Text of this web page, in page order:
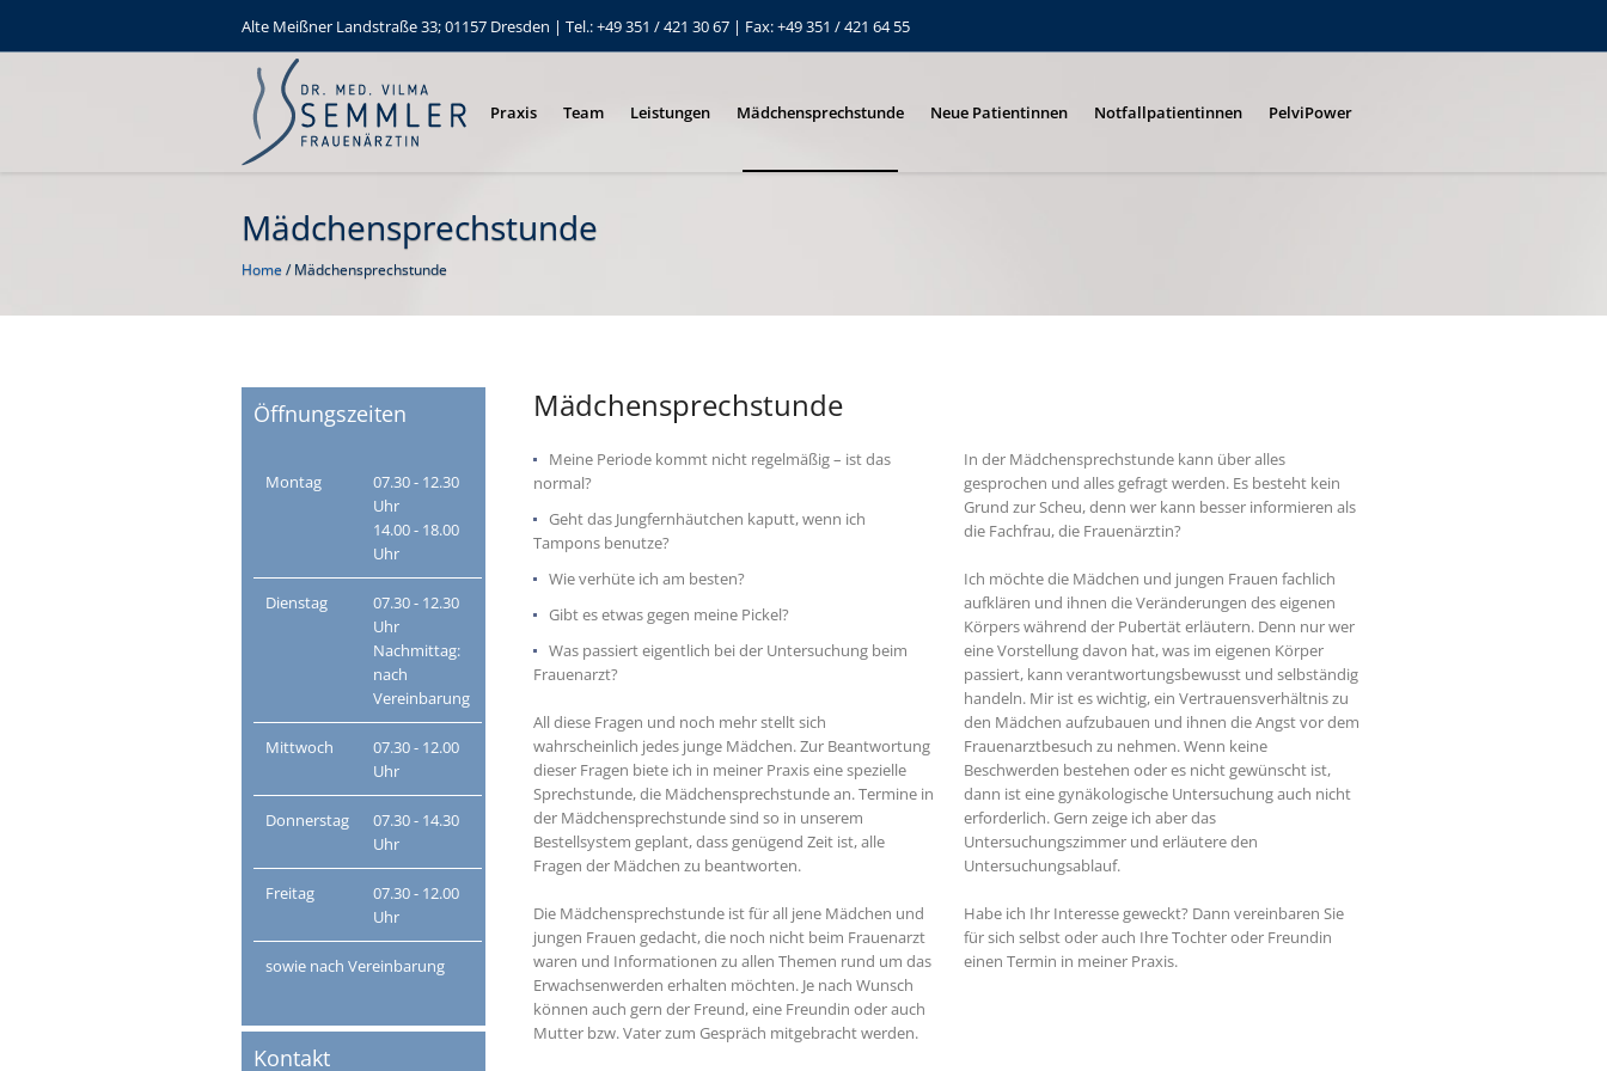
Alte Meißner Landstraße 33; 01157 Dresden | Tel.: +49 351 / 421 30 67 | Fax: +49 351 / 421 64 55
Praxis Team Leistungen Mädchensprechstunde Neue Patientinnen Notfallpatientinnen PelviPower
Mädchensprechstunde
Home/Mädchensprechstunde
Mädchensprechstunde
Meine Periode kommt nicht regelmäßig – ist das
normal?
Geht das Jungfernhäutchen kaputt, wenn ich
Tampons benutze?
Wie verhüte ich am besten?
Gibt es etwas gegen meine Pickel?
Was passiert eigentlich bei der Untersuchung beim
Frauenarzt?
All diese Fragen und noch mehr stellt sich
wahrscheinlich jedes junge Mädchen. Zur Beantwortung
dieser Fragen biete ich in meiner Praxis eine spezielle
Sprechstunde, die Mädchensprechstunde an. Termine in
der Mädchensprechstunde sind so in unserem
Bestellsystem geplant, dass genügend Zeit ist, alle
Fragen der Mädchen zu beantworten.
Die Mädchensprechstunde ist für all jene Mädchen und
jungen Frauen gedacht, die noch nicht beim Frauenarzt
waren und Informationen zu allen Themen rund um das
Erwachsenwerden erhalten möchten. Je nach Wunsch
können auch gern der Freund, eine Freundin oder auch
Mutter bzw. Vater zum Gespräch mitgebracht werden.
In der Mädchensprechstunde kann über alles
gesprochen und alles gefragt werden. Es besteht kein
Grund zur Scheu, denn wer kann besser informieren als
die Fachfrau, die Frauenärztin?
Ich möchte die Mädchen und jungen Frauen fachlich
aufklären und ihnen die Veränderungen des eigenen
Körpers während der Pubertät erläutern. Denn nur wer
eine Vorstellung davon hat, was im eigenen Körper
passiert, kann verantwortungsbewusst und selbständig
handeln. Mir ist es wichtig, ein Vertrauensverhältnis zu
den Mädchen aufzubauen und ihnen die Angst vor dem
Frauenarztbesuch zu nehmen. Wenn keine
Beschwerden bestehen oder es nicht gewünscht ist,
dann ist eine gynäkologische Untersuchung auch nicht
erforderlich. Gern zeige ich aber das
Untersuchungszimmer und erläutere den
Untersuchungsablauf.
Habe ich Ihr Interesse geweckt? Dann vereinbaren Sie
für sich selbst oder auch Ihre Tochter oder Freundin
einen Termin in meiner Praxis.
Öffnungszeiten
Montag
07.30 - 12.30
Uhr
14.00 - 18.00
Uhr
Dienstag
07.30 - 12.30
Uhr
Nachmittag:
nach
Vereinbarung
Mittwoch
07.30 - 12.00
Uhr
Donnerstag
07.30 - 14.30
Uhr
Freitag
07.30 - 12.00
Uhr
sowie nach Vereinbarung
Kontakt